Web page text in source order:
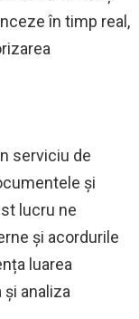
în timp real,
serviciu de
și
lucru ne
și acordurile
luarea
analiza